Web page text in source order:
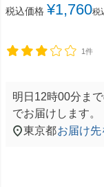
税込価格 ¥1,760税
1件
明日 12時00分 ま
でお届けします。
東京都お届け先